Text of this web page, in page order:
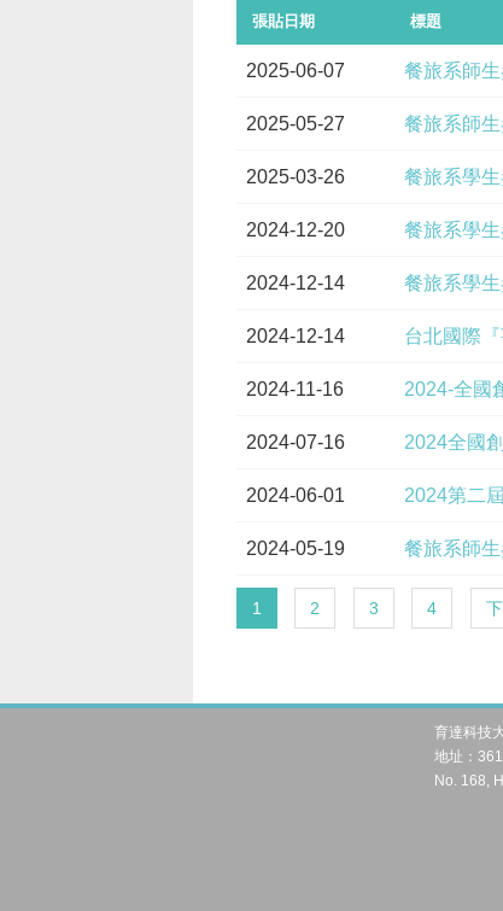
張貼日期 標題
2025-06-07 餐旅系師
2025-05-27 餐旅系師
2025-03-26 餐旅系學
2024-12-20 餐旅系學
2024-12-14 餐旅系學
2024-12-14 台北國際
2024-11-16 2024-全國
2024-07-16 2024全國
2024-06-01 2024第二
2024-05-19 餐旅系師
1 2 3 4
育達科技
地址：
No. 168,